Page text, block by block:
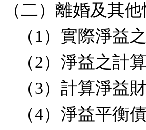
（二）離婚及其
（1）實際淨益
（2）淨益之計
（3）計算淨益
（4）淨益平衡